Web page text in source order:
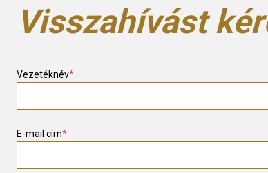
Visszahívást
Vezetéknév*
E-mail cím*